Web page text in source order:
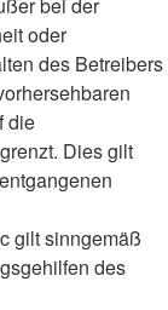
oder
des Betreibers
die
Dies gilt
gilt sinngemäß
des